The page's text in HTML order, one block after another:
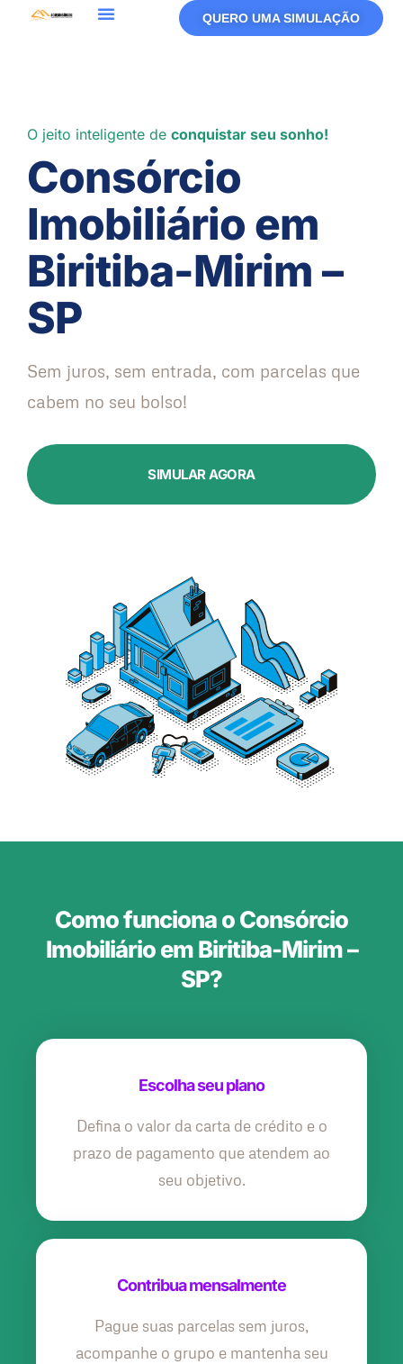
QUERO UMA SIMULAÇÃO
O jeito inteligente de conquistar seu sonho!
Consórcio
Imobiliário em
Biritiba-Mirim –
SP
Sem juros, sem entrada, com parcelas que
cabem no seu bolso!
SIMULAR AGORA
Como funciona o Consórcio
Imobiliário em Biritiba-Mirim –
SP?
Escolha seu plano
Defina o valor da carta de crédito e o
prazo de pagamento que atendem ao
seu objetivo.
Contribua mensalmente
Pague suas parcelas sem juros,
acompanhe o grupo e mantenha seu